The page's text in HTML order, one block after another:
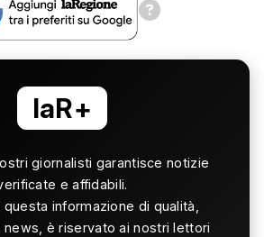
laR+
giornalisti garantisce notizie
e affidabili.
questa informazione di qualità,
news, è riservato ai nostri lettori